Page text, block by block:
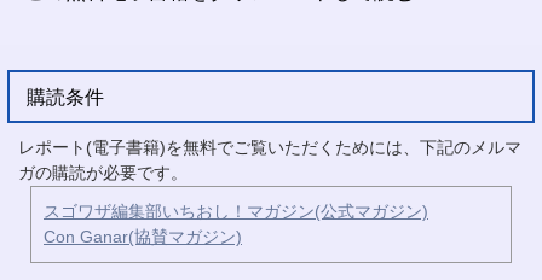
購読条件
レポート(電子書籍)を無料でご覧いただくためには、下記のメルマ
ガの購読が必要です。
スゴワザ編集部いちおし！マガジン(公式マガジン)
Con Ganar(協賛マガジン)